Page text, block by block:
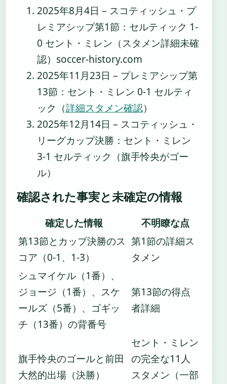
2025年8月4日 – スコティッシュ・プ
レミアシップ第1節：セルティック 1-
0 セント・ミレン（スタメン詳細未確
認）soccer-history.com
2025年11月23日 – プレミアシップ第
13節：セント・ミレン 0-1 セルティ
ック（詳細スタメン確認）
2025年12月14日 – スコティッシュ・
リーグカップ決勝：セント・ミレン
3-1 セルティック（旗手怜央がゴー
ル）
確認された事実と未確定の情報
確定した情報
不明瞭な点
第13節とカップ決勝のス
コア（0-1、1-3）
第1節の詳細ス
タメン
シュマイケル（1番）、
ジョージ（1番）、スケ
ールズ（5番）、ゴギッ
チ（13番）の背番号
第13節の得点
者詳細
旗手怜央のゴールと前田
大然的出場（決勝）
セント・ミレン
の完全な11人
スタメン（一部